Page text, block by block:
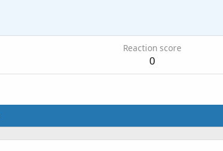
Reaction score
0